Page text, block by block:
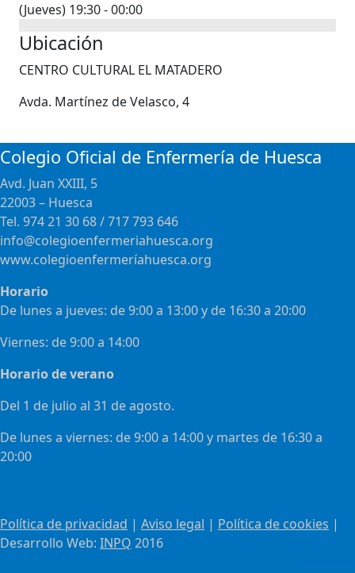
(Jueves) 19:30 - 00:00
Ubicación
CENTRO CULTURAL EL MATADERO
Avda. Martínez de Velasco, 4
Colegio Oficial de Enfermería de Huesca
Avd. Juan XXIII, 5
22003 – Huesca
Tel. 974 21 30 68 / 717 793 646
info@colegioenfermeriahuesca.org
www.colegioenfermeríahuesca.org
Horario
De lunes a jueves: de 9:00 a 13:00 y de 16:30 a 20:00
Viernes: de 9:00 a 14:00
Horario de verano
Del 1 de julio al 31 de agosto.
De lunes a viernes: de 9:00 a 14:00 y martes de 16:30 a
20:00
Política de privacidad | Aviso legal | Política de cookies |
Desarrollo Web: INPQ 2016